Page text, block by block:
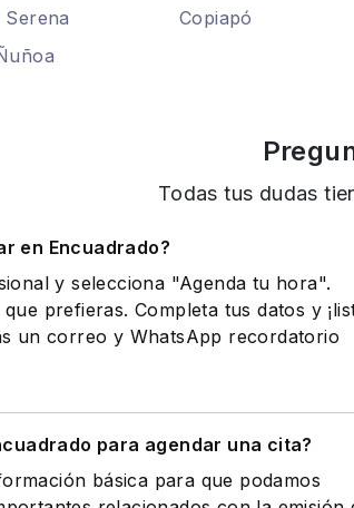
Serena Copiapó
Todas tus dudas
en Encuadrado?
y selecciona "Agenda tu hora".
prefieras. Completa tus datos y
un correo y WhatsApp recordatorio
para agendar una cita?
básica para que podamos